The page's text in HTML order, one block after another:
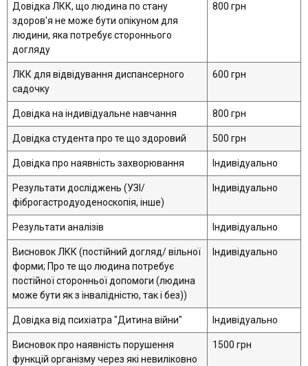
Довідка ЛКК, що людина по стану
здоров'я не може бути опікуном для
людини, яка потребує стороннього
догляду
800 грн
ЛКК для відвідування диспансерного
садочку
600 грн
Довідка на індивідуальне навчання 800 грн
Довідка студента про те що здоровий 500 грн
Довідка про наявність захворювання Індивідуально
Результати досліджень (УЗІ/
фіброгастродуоденоскопія, інше)
Індивідуально
Результати аналізів Індивідуально
Висновок ЛКК (постійний догляд/ вільної
форми; Про те що людина потребує
постійної сторонньої допомоги (людина
може бути як з інвалідністю, так і без))
Індивідуально
Довідка від психіатра "Дитина війни" Індивідуально
Висновок про наявність порушення
функцій організму через які невиліковно
1500 грн